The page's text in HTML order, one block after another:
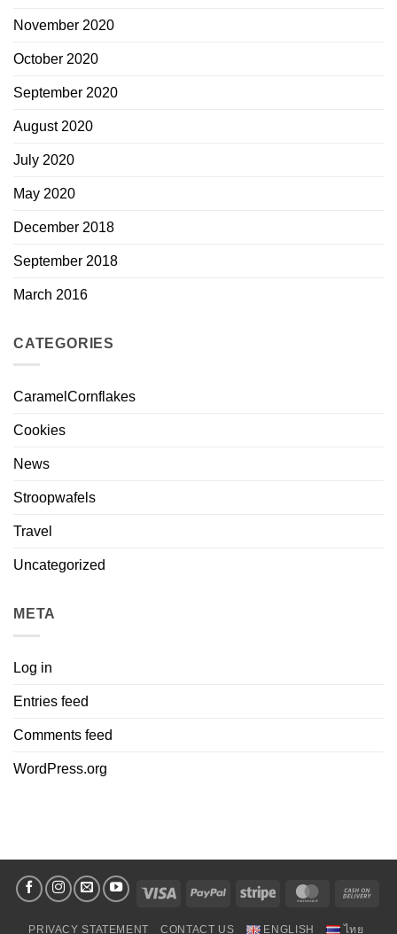
November 2020
October 2020
September 2020
August 2020
July 2020
May 2020
December 2018
September 2018
March 2016
CATEGORIES
CaramelCornflakes
Cookies
News
Stroopwafels
Travel
Uncategorized
META
Log in
Entries feed
Comments feed
WordPress.org
Visa PayPal Stripe MasterCard
PRIVACY STATEMENT CONTACT US ENGLISH ไทย